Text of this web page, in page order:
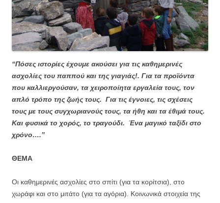
“Πόσες ιστορίες έχουμε ακούσει για τις καθημερινές
ασχολίες του παππού και της γιαγιάς!. Για τα προϊόντα
που καλλιεργούσαν, τα χειροποίητα εργαλεία τους, τον
απλό τρόπο της ζωής τους. Για τις έγνοιες, τις σχέσεις
τους με τους συγχωριανούς τους, τα ήθη και τα έθιμά τους.
Και φυσικά το χορός, το τραγούδι. Ένα μαγικό ταξίδι στο
χρόνο….’’
ΘΕΜΑ
Οι καθημερινές ασχολίες στο σπίτι (για τα κορίτσια), στο
χωράφι και στο μιτάτο (για τα αγόρια). Κοινωνικά στοιχεία της